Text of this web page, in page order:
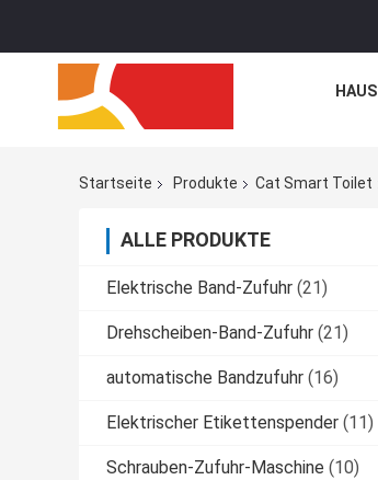
HAUS
Startseite Produkte Cat Smart Toilet
ALLE PRODUKTE
Elektrische Band-Zufuhr (21)
Drehscheiben-Band-Zufuhr (21)
automatische Bandzufuhr (16)
Elektrischer Etikettenspender (11)
Schrauben-Zufuhr-Maschine (10)